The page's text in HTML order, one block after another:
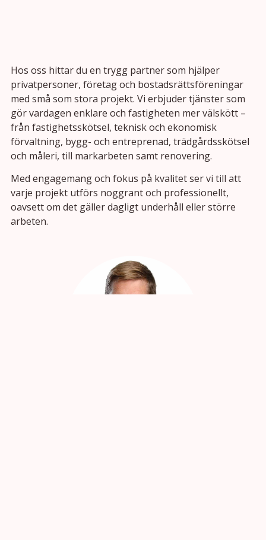
Hos oss hittar du en trygg partner som hjälper
privatpersoner, företag och bostadsrättsföreningar
med små som stora projekt. Vi erbjuder tjänster som
gör vardagen enklare och fastigheten mer välskött –
från fastighetsskötsel, teknisk och ekonomisk
förvaltning, bygg- och entreprenad, trädgårdsskötsel
och måleri, till markarbeten samt renovering.
Med engagemang och fokus på kvalitet ser vi till att
varje projekt utförs noggrant och professionellt,
oavsett om det gäller dagligt underhåll eller större
arbeten.